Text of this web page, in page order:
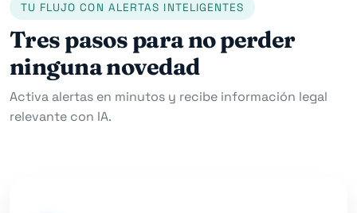
TU FLUJO CON ALERTAS INTELIGENTES
Tres pasos para no perder
ninguna novedad
Activa alertas en minutos y recibe información legal
relevante con IA.